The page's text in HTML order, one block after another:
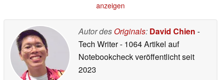
anzeigen
Autor des Originals: David Chien -
Tech Writer- 1064 Artikel auf
Notebookcheck veröffentlichtseit
2023